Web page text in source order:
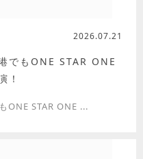
でもONE STAR ONE
！
2026.07.21
ONE STAR ONE ...